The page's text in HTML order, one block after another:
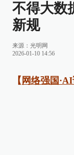
不得大数
新规
来源： 光明网
2026-01-10 14:56
【 网络强国